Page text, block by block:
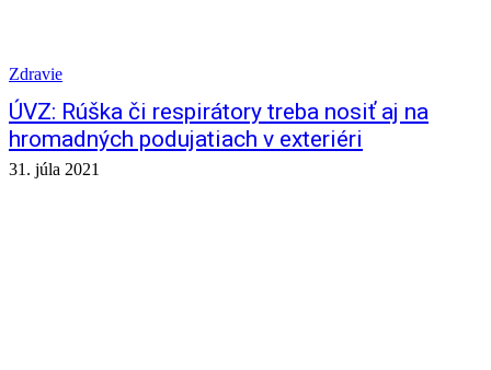
Zdravie
ÚVZ: Rúška či respirátory treba nosiť aj na
hromadných podujatiach v exteriéri
31. júla 2021